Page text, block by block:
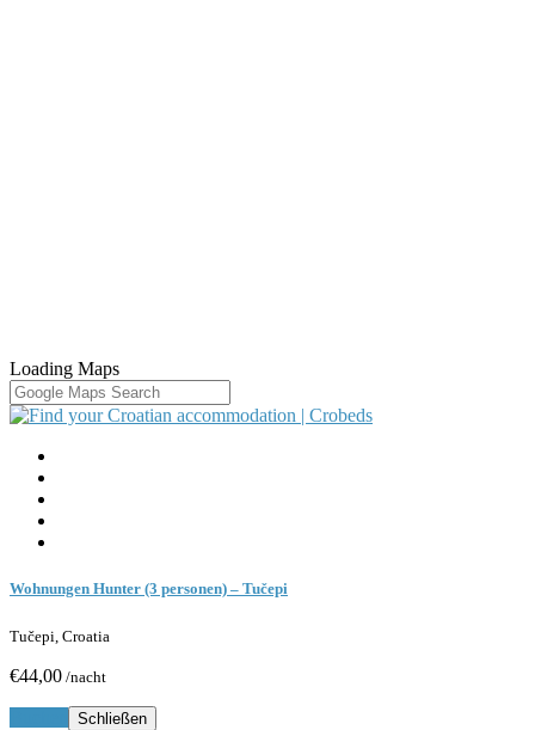
Loading Maps
Wohnungen Hunter (3 personen) – Tučepi
Tučepi, Croatia
€44,00 /nacht
Schließen